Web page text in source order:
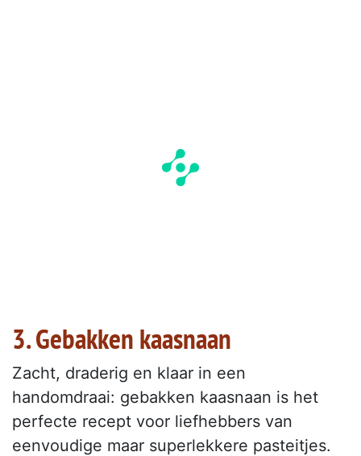
3. Gebakken kaasnaan
Zacht, draderig en klaar in een
handomdraai: gebakken kaasnaan is het
perfecte recept voor liefhebbers van
eenvoudige maar superlekkere pasteitjes.